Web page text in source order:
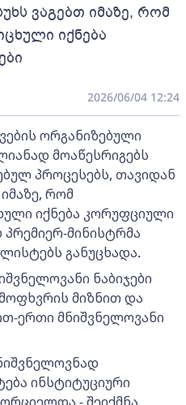
ვაგებთ იმაზე, რომ
იქნება
2026/06/04 12:24
ორგანიზებული
მოაწესრიგებს
პროცესებს, თავიდან
რომ
იქნება კორუფციული
პრემიერ-მინისტრმა
განუცხადა.
ნაბიჯები
მიზნით და
ერთი მნიშვნელოვანი
ინსტიტუციური